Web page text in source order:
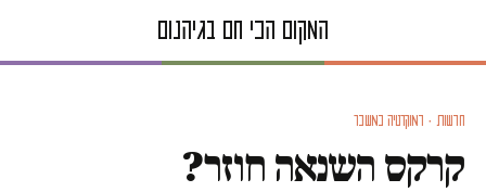
חדשות · דמוקרטיה במשבר
קרקס השנאה חוזר?